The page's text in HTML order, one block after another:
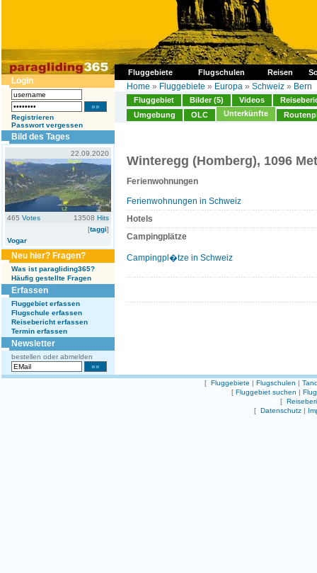
Fluggebiete Flugschulen Reisen
Login
Registrieren
Passwort vergessen
Bild des Tages
22.09.2020
465 Votes 13508 Hits
[taggi]
Vogar
Neu hier? Fragen?
Was ist paragliding365?
Häufig gestellte Fragen
Erfassen
Fluggebiet erfassen
Flugschule erfassen
Reisebericht erfassen
Termin erfassen
Newsletter
bestellen oder abmelden
Home » Fluggebiete » Europa » Schweiz » Bern
Fluggebiet Bilder (5) Videos
Umgebung
OLC Unterkünfte
Winteregg (Homberg), 1096
Ferienwohnungen
Ferienwohnungen in Schweiz
Hotels
Campingplätze
Campingpl�tze in Schweiz
[ Fluggebiete | Flugschulen |
[ Fluggebiet suchen |
[
[ Datenschutz |